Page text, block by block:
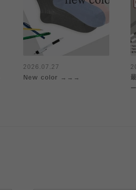
2026.07.27
New color →→→